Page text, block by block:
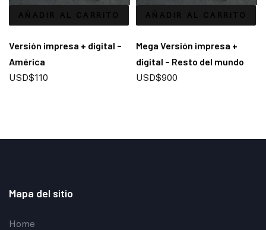
AÑADIR AL CARRITO
Versión impresa + digital –
América
USD$110
AÑADIR AL CARRITO
Mega Versión impresa +
digital – Resto del mundo
USD$900
Mapa del sitio
Home